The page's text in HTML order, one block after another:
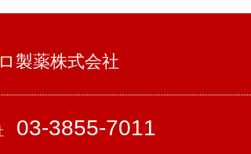
製薬株式会社
03-3855-7011